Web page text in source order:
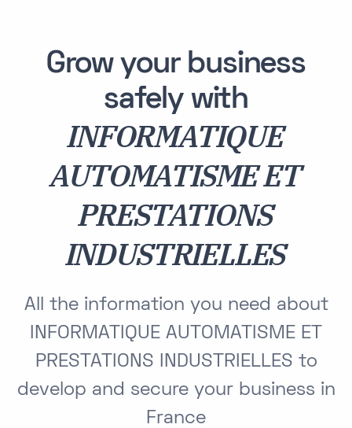
Grow your business
safely with
INFORMATIQUE
AUTOMATISME ET
PRESTATIONS
INDUSTRIELLES
All the information you need about
INFORMATIQUE AUTOMATISME ET
PRESTATIONS INDUSTRIELLES to
develop and secure your business in
France